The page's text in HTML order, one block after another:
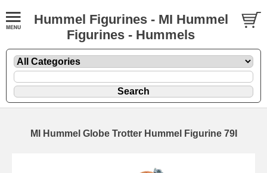
Hummel Figurines - MI Hummel
Figurines - Hummels
MI Hummel Globe Trotter Hummel Figurine 79I